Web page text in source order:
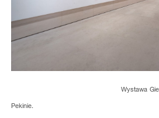
Wystawa Gierowskiego
Pekinie.